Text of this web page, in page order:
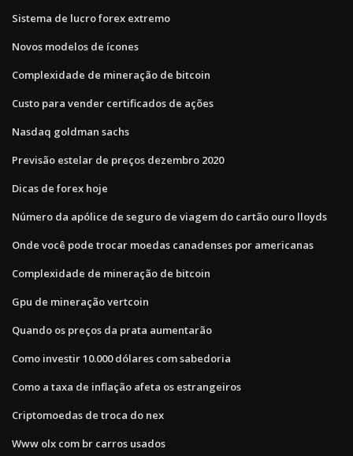
Sistema de lucro forex extremo
Novos modelos de ícones
Complexidade de mineração de bitcoin
Custo para vender certificados de ações
Nasdaq goldman sachs
Previsão estelar de preços dezembro 2020
Dicas de forex hoje
Número da apólice de seguro de viagem do cartão ouro lloyds
Onde você pode trocar moedas canadenses por americanas
Complexidade de mineração de bitcoin
Gpu de mineração vertcoin
Quando os preços da prata aumentarão
Como investir 10.000 dólares com sabedoria
Como a taxa de inflação afeta os estrangeiros
Criptomoedas de troca do nex
Www olx com br carros usados